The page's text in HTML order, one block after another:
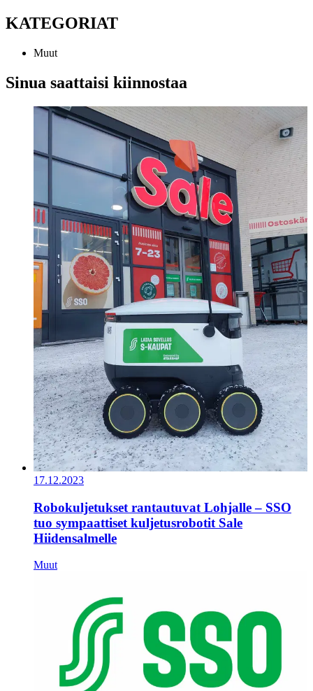
KATEGORIAT
Muut
Sinua saattaisi kiinnostaa
17.12.2023
Robokuljetukset rantautuvat Lohjalle – SSO
tuo sympaattiset kuljetusrobotit Sale
Hiidensalmelle
Muut